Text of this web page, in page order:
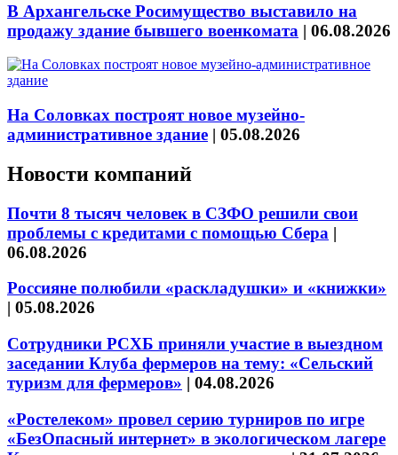
В Архангельске Росимущество выставило на
продажу здание бывшего военкомата | 06.08.2026
На Соловках построят новое музейно-
административное здание | 05.08.2026
Новости компаний
Почти 8 тысяч человек в СЗФО решили свои
проблемы с кредитами с помощью Сбера |
06.08.2026
Россияне полюбили «раскладушки» и «книжки»
| 05.08.2026
Сотрудники РСХБ приняли участие в выездном
заседании Клуба фермеров на тему: «Сельский
туризм для фермеров» | 04.08.2026
«Ростелеком» провел серию турниров по игре
«БезОпасный интернет» в экологическом лагере